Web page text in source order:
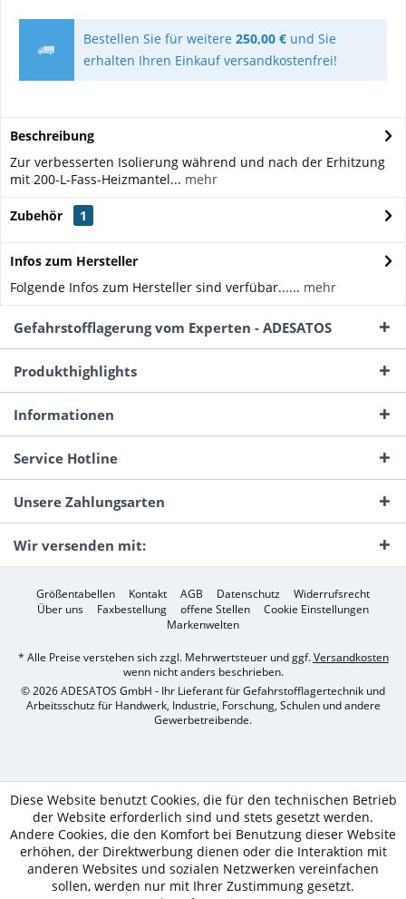
Bestellen Sie für weitere 250,00 €und Sie
erhalten Ihren Einkauf versandkostenfrei!
Beschreibung
Zur verbesserten Isolierung während und nach der Erhitzung
mit 200-L-Fass-Heizmantel... mehr
Zubehör 1
Infos zum Hersteller
Folgende Infos zum Hersteller sind verfübar...... mehr
Gefahrstofflagerung vom Experten - ADESATOS
Produkthighlights
Informationen
Service Hotline
Unsere Zahlungsarten
Wir versenden mit:
Größentabellen Kontakt AGB Datenschutz
Widerrufsrecht
Über uns
Faxbestellung offene Stellen
Cookie Einstellungen
Markenwelten
* Alle Preise verstehen sich zzgl. Mehrwertsteuer und ggf.Versandkosten
wenn nicht anders beschrieben.
© 2026 ADESATOS GmbH - Ihr Lieferant für Gefahrstofflagertechnik und
Arbeitsschutz für Handwerk, Industrie, Forschung, Schulen und andere
Gewerbetreibende.
Diese Website benutzt Cookies, die für den technischen Betrieb
der Website erforderlich sind und stets gesetzt werden.
Andere Cookies, die den Komfort bei Benutzung dieser Website
erhöhen, der Direktwerbung dienen oder die Interaktion mit
anderen Websites und sozialen Netzwerken vereinfachen
sollen, werden nur mit Ihrer Zustimmung gesetzt.